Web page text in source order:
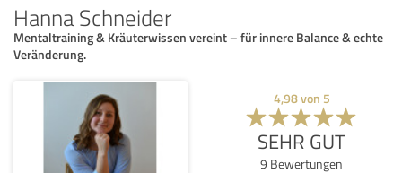
Hanna Schneider
Mentaltraining & Kräuterwissen vereint – für innere Balance & echte
Veränderung.
4,98von 5
SEHR GUT
9 Bewertungen